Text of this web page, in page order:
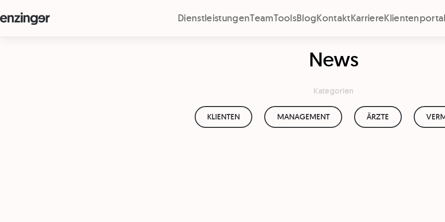
DienstleistungenTeamToolsBlogKontaktKarriereKlientenportal
News
Kategorien
KLIENTEN MANAGEMENT ÄRZTE